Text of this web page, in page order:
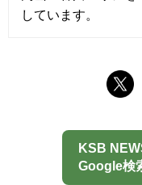
しています。
KSB
Google検